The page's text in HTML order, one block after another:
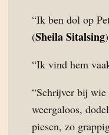
“Ik ben dol op
(Sheila Sitalsing)
“Ik vind hem
“Schrijver bij wie
weergaloos,
piesen, zo